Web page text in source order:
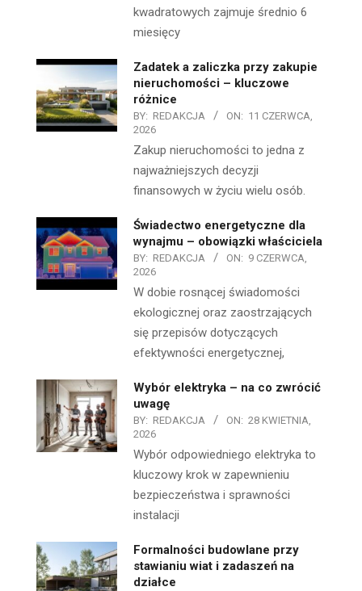
kwadratowych zajmuje średnio 6
miesięcy
Zadatek a zaliczka przy zakupie
nieruchomości – kluczowe
różnice
BY: REDAKCJA ON: 11 CZERWCA,
2026
Zakup nieruchomości to jedna z
najważniejszych decyzji
finansowych w życiu wielu osób.
Świadectwo energetyczne dla
wynajmu – obowiązki właściciela
BY: REDAKCJA ON: 9 CZERWCA,
2026
W dobie rosnącej świadomości
ekologicznej oraz zaostrzających
się przepisów dotyczących
efektywności energetycznej,
Wybór elektryka – na co zwrócić
uwagę
BY: REDAKCJA ON: 28 KWIETNIA,
2026
Wybór odpowiedniego elektryka to
kluczowy krok w zapewnieniu
bezpieczeństwa i sprawności
instalacji
Formalności budowlane przy
stawianiu wiat i zadaszeń na
działce